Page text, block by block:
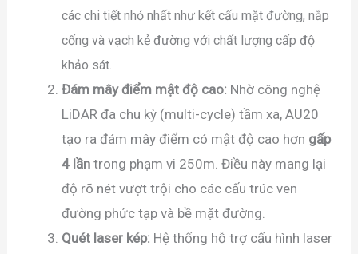
các chi tiết nhỏ nhất như kết cấu mặt đường, nắp
cống và vạch kẻ đường với chất lượng cấp độ
khảo sát.
Đám mây điểm mật độ cao: Nhờ công nghệ
LiDAR đa chu kỳ (multi-cycle) tầm xa, AU20
tạo ra đám mây điểm có mật độ cao hơn gấp
4 lần trong phạm vi 250m. Điều này mang lại
độ rõ nét vượt trội cho các cấu trúc ven
đường phức tạp và bề mặt đường.
Quét laser kép: Hệ thống hỗ trợ cấu hình laser